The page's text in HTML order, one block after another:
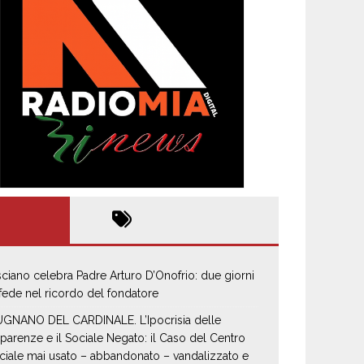
celebra Padre Arturo D’Onofrio: due giorni
nel ricordo del fondatore
DEL CARDINALE. L’Ipocrisia delle
e il Sociale Negato: il Caso del Centro
mai usato – abbandonato – vandalizzato e